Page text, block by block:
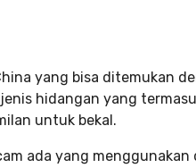
yang bisa ditemukan
hidangan yang
untuk bekal.
ada yang menggunakan